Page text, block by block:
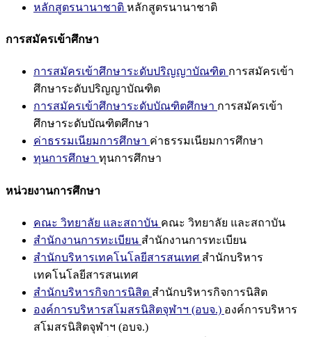
หลักสูตรนานาชาติ หลักสูตรนานาชาติ
การสมัครเข้าศึกษา
การสมัครเข้าศึกษาระดับปริญญาบัณฑิต การสมัครเข้า
ศึกษาระดับปริญญาบัณฑิต
การสมัครเข้าศึกษาระดับบัณฑิตศึกษา การสมัครเข้า
ศึกษาระดับบัณฑิตศึกษา
ค่าธรรมเนียมการศึกษา ค่าธรรมเนียมการศึกษา
ทุนการศึกษา ทุนการศึกษา
หน่วยงานการศึกษา
คณะ วิทยาลัย และสถาบัน คณะ วิทยาลัย และสถาบัน
สำนักงานการทะเบียน สำนักงานการทะเบียน
สำนักบริหารเทคโนโลยีสารสนเทศ สำนักบริหาร
เทคโนโลยีสารสนเทศ
สำนักบริหารกิจการนิสิต สำนักบริหารกิจการนิสิต
องค์การบริหารสโมสรนิสิตจุฬาฯ (อบจ.) องค์การบริหาร
สโมสรนิสิตจุฬาฯ (อบจ.)